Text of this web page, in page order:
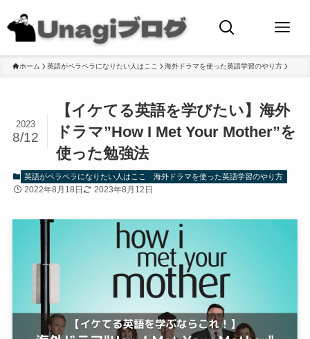
ホーム 英語がペラペラになりたい人はここ 海外ドラマを使った英語学習のやり方
【イケてる英語を学びたい】海外
ドラマ”How I Met Your Mother”を
使った勉強法
2023
8/12
英語がペラペラになりたい人はここ 海外ドラマを使った英語学習のやり方
2022年8月18日 2023年8月12日